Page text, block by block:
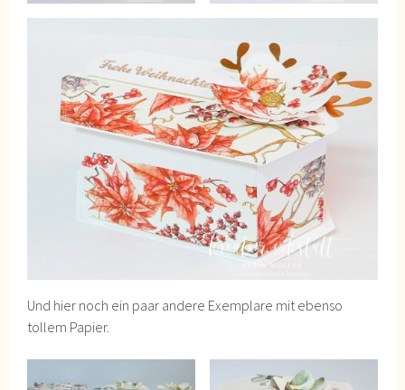
Und hier noch ein paar andere Exemplare mit ebenso
tollem Papier.